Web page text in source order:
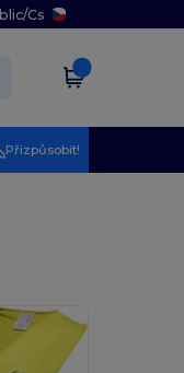
/Cs
Přizpůsobit!